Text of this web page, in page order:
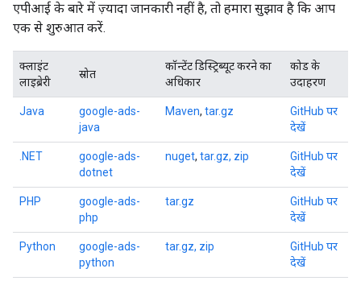
एपीआई के बारे में ज़्यादा जानकारी नहीं है, तो हमारा सुझाव है कि आप
एक से शुरुआत करें.
क्लाइंट
लाइब्रेरी
स्रोत
कॉन्टेंट डिस्ट्रिब्यूट करने का
अधिकार
कोड के
उदाहरण
Java
google-ads-
java
Maven, tar.gz
GitHub पर
देखें
.NET
google-ads-
dotnet
nuget, tar.gz, zip
GitHub पर
देखें
PHP
google-ads-
php
tar.gz
GitHub पर
देखें
Python
google-ads-
python
tar.gz, zip
GitHub पर
देखें